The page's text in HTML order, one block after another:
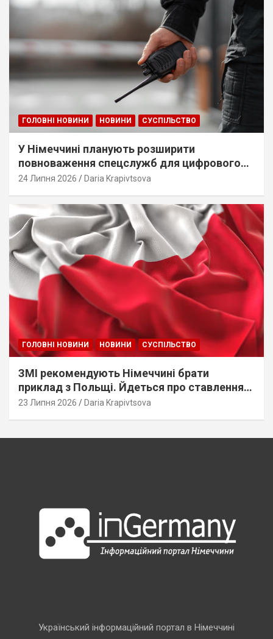
ГОЛОВНІ НОВИНИ НОВИНИ СУСПІЛЬСТВО
У Німеччині планують розширити
повноваження спецслужб для цифрового
стеження
24 Липня 2026 Daria Krapivtsova
ГОЛОВНІ НОВИНИ НОВИНИ СУСПІЛЬСТВО
ЗМІ рекомендують Німеччині брати
приклад з Польщі. Йдеться про ставлення
до українців
23 Липня 2026 Daria Krapivtsova
Український інформаційний портал в Німеччині